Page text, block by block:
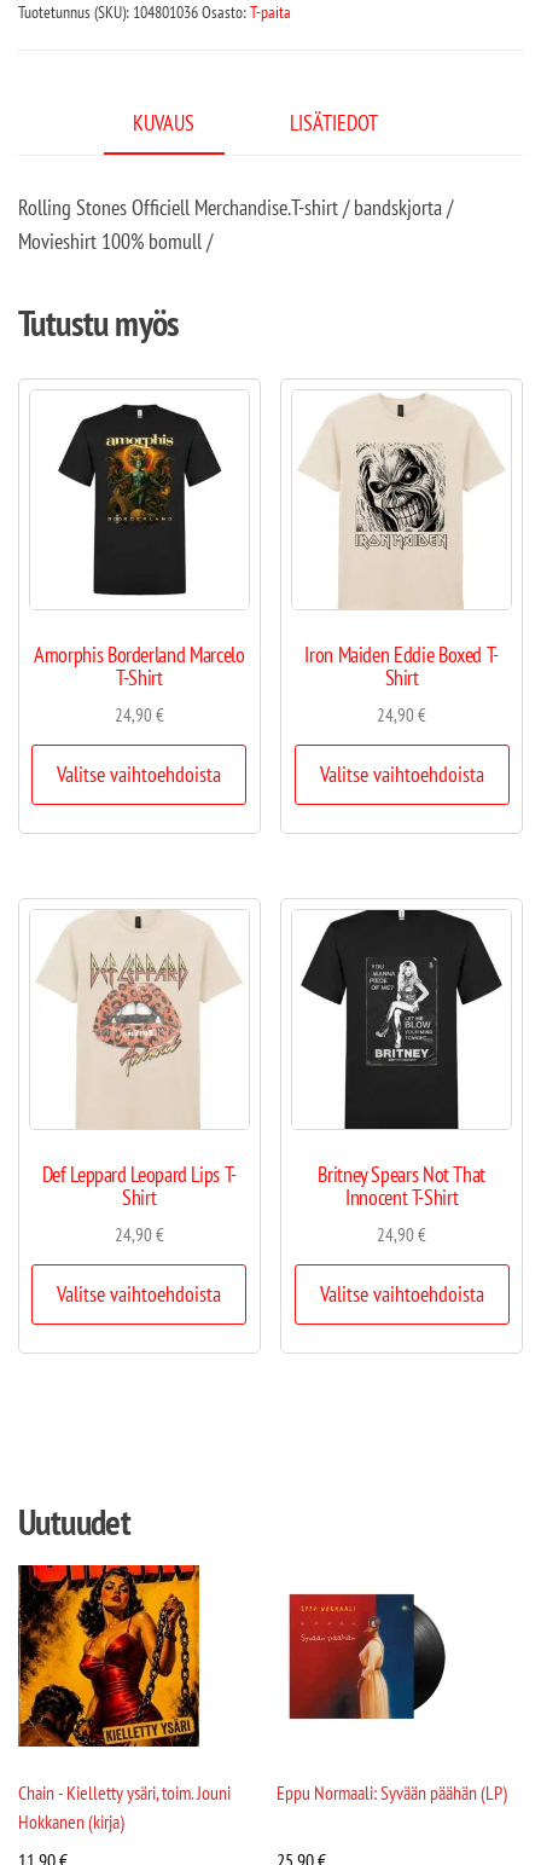
Tuotetunnus (SKU): 104801036Osasto:T-paita
KUVAUS LISÄTIEDOT
Rolling Stones Officiell Merchandise.T-shirt / bandskjorta /
Movieshirt 100% bomull /
Tutustu myös
Amorphis Borderland Marcelo
T-Shirt
24,90€
Valitse vaihtoehdoista
Iron Maiden Eddie Boxed T-
Shirt
24,90€
Valitse vaihtoehdoista
Def Leppard Leopard Lips T-
Shirt
24,90€
Valitse vaihtoehdoista
Britney Spears Not That
Innocent T-Shirt
24,90€
Valitse vaihtoehdoista
Uutuudet
Chain - Kielletty ysäri, toim. Jouni
Hokkanen (kirja)
11,90€
Eppu Normaali: Syvään päähän (LP)
25,90€